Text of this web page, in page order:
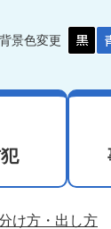
背景色変更
け方・出し方